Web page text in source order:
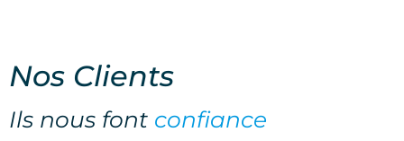
- Maîtrise de la durée de la mission et des coûts
- Réactivité et flexibilité.
Nos Clients
Ils nous font confiance